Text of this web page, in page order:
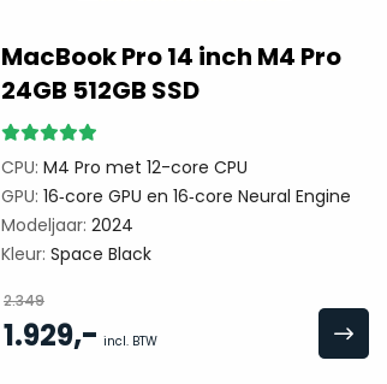
MacBook Pro 14 inch M4 Pro
24GB 512GB SSD
CPU: M4 Pro met 12-core CPU
GPU: 16‑core GPU en 16‑core Neural Engine
Modeljaar: 2024
Kleur: Space Black
2.349
1.929,- incl. BTW